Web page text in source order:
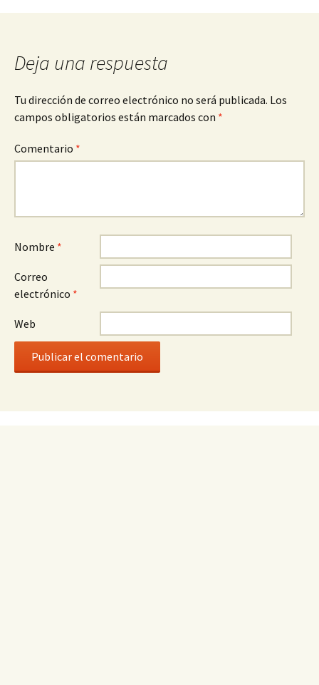
entradas
Deja una respuesta
Tu dirección de correo electrónico no será publicada. Los
campos obligatorios están marcados con *
Comentario *
Nombre *
Correo
electrónico *
Web